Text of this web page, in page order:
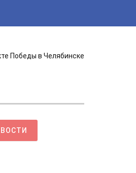
Победы в Челябинске